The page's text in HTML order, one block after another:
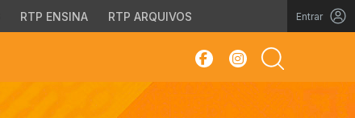
RTP ENSINA RTP ARQUIVOS Entrar